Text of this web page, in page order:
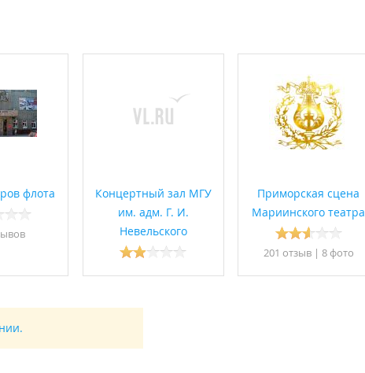
флота
Концертный зал МГУ
им. адм. Г. И.
Невельского
Приморская сцена
Мариинского театра
201 отзыв | 8 фото